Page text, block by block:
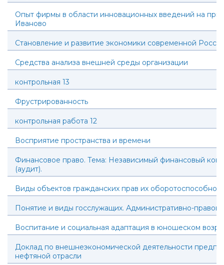
Опыт фирмы в области инновационных введений на
Иваново
Становление и развитие экономики современной
Средства анализа внешней среды организации
контрольная 13
Фрустрированность
контрольная работа 12
Восприятие пространства и времени
Финансовое право. Тема: Независимый финансовый
(аудит).
Виды объектов гражданских прав их
Понятие и виды госслужащих. Административно-
Воспитание и социальная адаптация в юношеском
Доклад по внешнеэкономической деятельности
нефтяной отрасли